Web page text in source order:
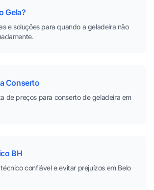
Gela?
e soluções para quando a geladeira não
Conserto
de preços para conserto de geladeira em
BH
confiável e evitar prejuízos em Belo